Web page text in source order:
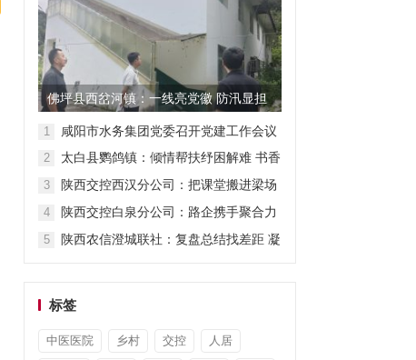
佛坪县西岔河镇：一线亮党徽 防汛显担
当
1 咸阳市水务集团党委召开党建工作会议
2
太白县鹦鸽镇：倾情帮扶纾困解难 书香
3
陕西交控西汉分公司：把课堂搬进梁场
4
陕西交控白泉分公司：路企携手聚合力
5
陕西农信澄城联社：复盘总结找差距 凝
标签
中医医院 乡村 交控 人居